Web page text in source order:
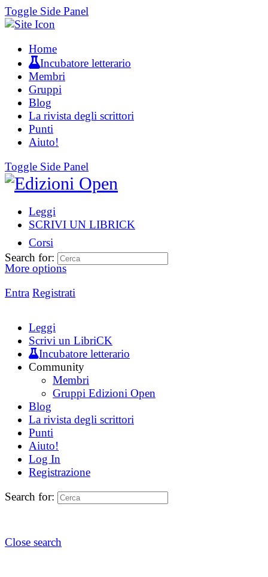
Toggle Side Panel
Home
Incubatore letterario
Membri
Gruppi
Blog
La rivista degli scrittori
Punti
Aiuto!
Toggle Side Panel
Leggi
SCRIVI UN LIBRICK
Corsi
More options
Entra Registrati
Search for:
Leggi
Scrivi un LibriCK
Incubatore letterario
Community
Membri
Gruppi Edizioni Open
Blog
La rivista degli scrittori
Punti
Aiuto!
Log In
Registrazione
Search for:
Close search